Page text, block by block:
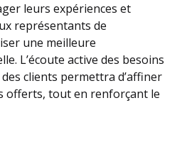
leurs expériences et
représentants de
une meilleure
L’écoute active des besoins
clients permettra d’affiner
offerts, tout en renforçant le